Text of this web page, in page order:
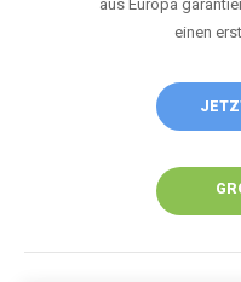
aus Europa
einen